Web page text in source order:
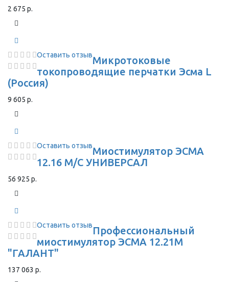
2 675 р.
Оставить отзывМикротоковые
токопроводящие перчатки Эсма L
(Россия)
9 605 р.
Оставить отзывМиостимулятор ЭСМА
12.16 М/С УНИВЕРСАЛ
56 925 р.
Оставить отзывПрофессиональный
миостимулятор ЭСМА 12.21М
"ГАЛАНТ"
137 063 р.